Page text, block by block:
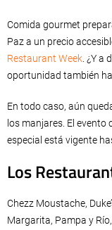
Comida gourmet
Paz a un precio
Restaurant Week . ¿Y
oportunidad también
En todo caso, aún
los manjares. El evento
especial está vigente
Los
Chezz Moustache,
Margarita, Pampa y